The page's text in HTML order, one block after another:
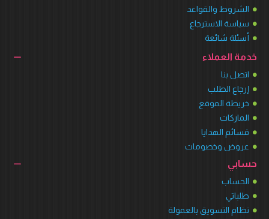
الشروط والقواعد
سياسة الاسترجاع
أسئلة شائعة
خدمة العملاء
اتصل بنا
إرجاع الطلب
خريطة الموقع
الماركات
قسائم الهدايا
عروض وخصومات
حسابي
الحساب
طلباتي
نظام التسويق بالعمولة